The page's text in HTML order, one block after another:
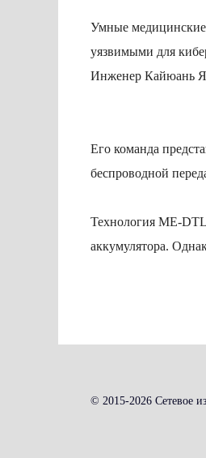
Умные медицинские
уязвимыми для
Инженер Кайюань
Его команда
беспроводной
Технология ME-
аккумулятора.
© 2015-2026 Сетевое